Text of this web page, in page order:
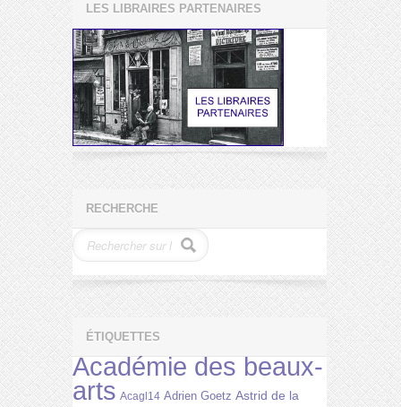
LES LIBRAIRES PARTENAIRES
RECHERCHE
ÉTIQUETTES
Académie des beaux-
arts Acagl14 Adrien Goetz Astrid de la